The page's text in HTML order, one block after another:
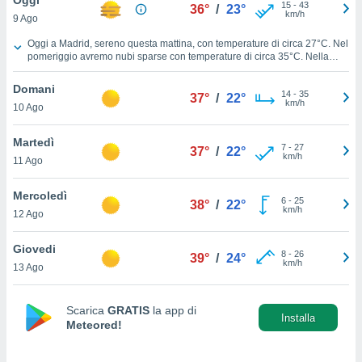
è
ci
di
il
un
la
di esso.
9 Ago
36° / 23° 15- 43
km/h
Previsioni Meteo Madrid oggi
Oggi a Madrid, sereno questa mattina, con temperature di circa 27°C. Nel
pomeriggio avremo nubi sparse con temperature di circa 35°C. Nella
notte cielo nubi sparse con temperature vicine ai30°C. Venti dal Sud-
ovest durante la giornata, con una velocità media di
Domani
10 Ago
37° / 22° 14- 35
km/h
Martedì
11 Ago
37° / 22° 7- 27
km/h
Mercoledì
12 Ago
38° / 22° 6- 25
km/h
Giovedi
13 Ago
39° / 24° 8- 26
km/h
Scarica GRATIS la app di
Meteored!
Installa